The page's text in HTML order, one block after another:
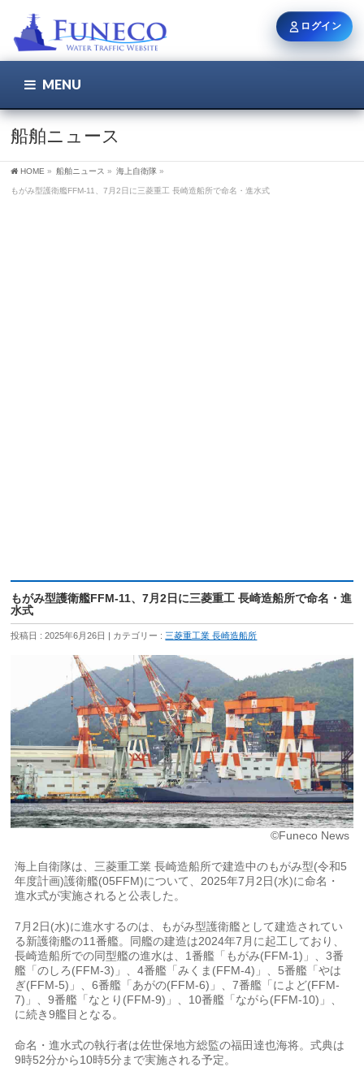
MENU
船舶ニュース
HOME » 船舶ニュース » 海上自衛隊 »
もがみ型護衛艦FFM-11、7月2日に三菱重工 長崎造船所で命名・進水式
もがみ型護衛艦FFM-11、7月2日に三菱重工 長崎造船所で命名・進
水式
投稿日 : 2025年6月26日 カテゴリー : 三菱重工業 長崎造船所
©Funeco News
海上自衛隊は、三菱重工業 長崎造船所で建造中のもがみ型(令和5
年度計画)護衛艦(05FFM)について、2025年7月2日(水)に命名・
進水式が実施されると公表した。
7月2日(水)に進水するのは、もがみ型護衛艦として建造されてい
る新護衛艦の11番艦。同艦の建造は2024年7月に起工しており、
長崎造船所での同型艦の進水は、1番艦「もがみ(FFM-1)」、3番
艦「のしろ(FFM-3)」、4番艦「みくま(FFM-4)」、5番艦「やは
ぎ(FFM-5)」、6番艦「あがの(FFM-6)」、7番艦「によど(FFM-
7)」、9番艦「なとり(FFM-9)」、10番艦「ながら(FFM-10)」、
に続き9艦目となる。
命名・進水式の執行者は佐世保地方総監の福田達也海将。式典は
9時52分から10時5分まで実施される予定。
ログイン
ユーザー名 / メール